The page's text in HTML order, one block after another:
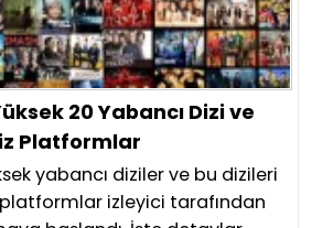
20 Yabancı Dizi ve
Platformlar
yabancı diziler ve bu dizileri
izleyici tarafından